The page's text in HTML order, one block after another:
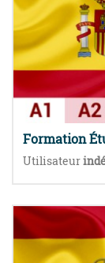
Formation
Utilisateur